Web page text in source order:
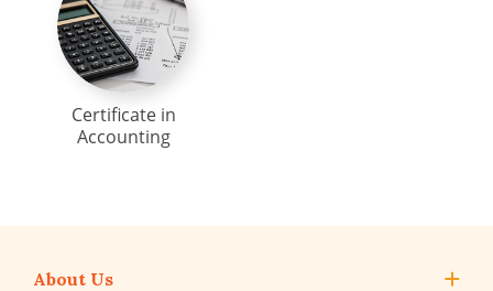
Certificate in
Accounting
About Us